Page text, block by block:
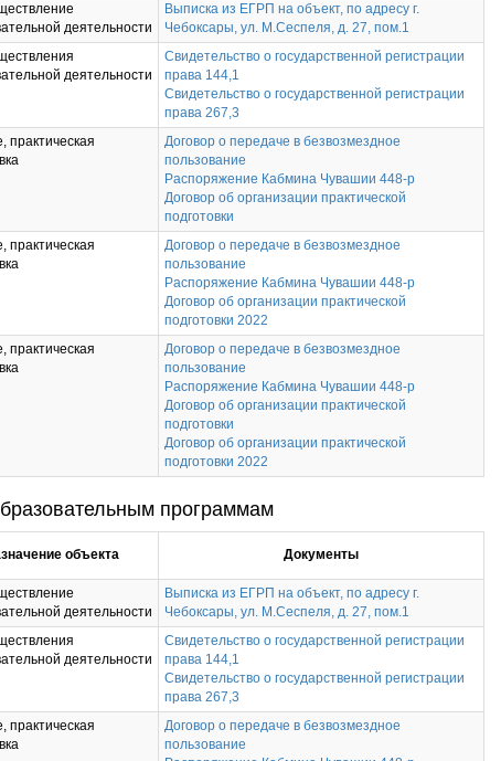
деятельности
Выписка из ЕГРП на объект, по адресу г.
Чебоксары, ул. М.Сеспеля, д. 27, пом.1
деятельности
Свидетельство о государственной регистрации
права 144,1
Свидетельство о государственной регистрации
права 267,3
практическая
Договор о передаче в безвозмездное
пользование
Распоряжение Кабмина Чувашии 448-р
Договор об организации практической
подготовки
практическая
Договор о передаче в безвозмездное
пользование
Распоряжение Кабмина Чувашии 448-р
Договор об организации практической
подготовки 2022
практическая
Договор о передаче в безвозмездное
пользование
Распоряжение Кабмина Чувашии 448-р
Договор об организации практической
подготовки
Договор об организации практической
подготовки 2022
программам
объекта Документы
деятельности
Выписка из ЕГРП на объект, по адресу г.
Чебоксары, ул. М.Сеспеля, д. 27, пом.1
деятельности
Свидетельство о государственной регистрации
права 144,1
Свидетельство о государственной регистрации
права 267,3
практическая
Договор о передаче в безвозмездное
пользование